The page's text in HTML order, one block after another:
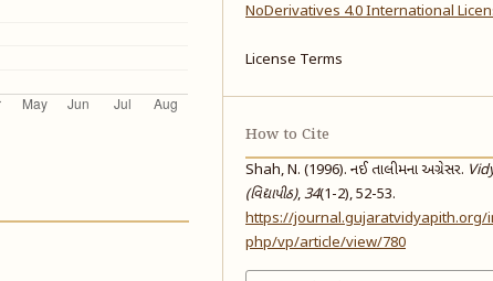
NoDerivatives 4.0 International
License Terms
How to Cite
Shah, N. (1996). નઈ તાલીમના અગ્રેસર.
(વિદ્યાપીઠ),34(1-2), 52-53.
https://journal.gujaratvidyapith.org/
php/vp/article/view/780